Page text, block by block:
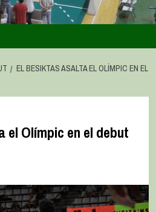
EL BESIKTAS ASALTA EL OLÍMPIC EN EL
el Olímpic en el debut